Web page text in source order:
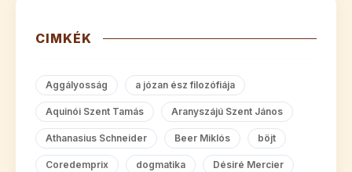
CIMKÉK
Aggályosság a józan ész filozófiája
Aquinói Szent Tamás Aranyszájú Szent János
Athanasius Schneider Beer Miklós böjt
Coredemprix dogmatika Désiré Mercier